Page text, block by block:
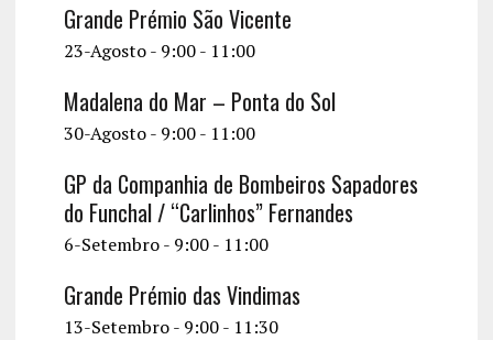
Grande Prémio São Vicente
23-Agosto - 9:00- 11:00
Madalena do Mar – Ponta do Sol
30-Agosto - 9:00- 11:00
GP da Companhia de Bombeiros Sapadores
do Funchal / “Carlinhos” Fernandes
6-Setembro - 9:00- 11:00
Grande Prémio das Vindimas
13-Setembro - 9:00- 11:30